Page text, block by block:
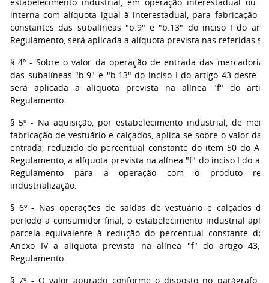
interna com alíquota igual à interestadual, para fabricação
constantes das subalíneas "b.9" e "b.13" do inciso I do
Regulamento, será aplicada a alíquota prevista nas referidas
§ 4º - Sobre o valor da operação de entrada das
das subalíneas "b.9" e "b.13" do inciso I do artigo 43 deste
será aplicada a alíquota prevista na alínea "f" do
Regulamento.
§ 5º - Na aquisição, por estabelecimento industrial, de
fabricação de vestuário e calçados, aplica-se sobre o valor da
entrada, reduzido do percentual constante do item 50 do
Regulamento, a alíquota prevista na alínea "f" do inciso I do
Regulamento para a operação com o produto
industrialização.
§ 6º - Nas operações de saídas de vestuário e calçados
período a consumidor final, o estabelecimento industrial
parcela equivalente à redução do percentual constante
Anexo IV a alíquota prevista na alínea "f" do artigo 43,
Regulamento.
§ 7º - O valor apurado conforme o disposto no parágrafo